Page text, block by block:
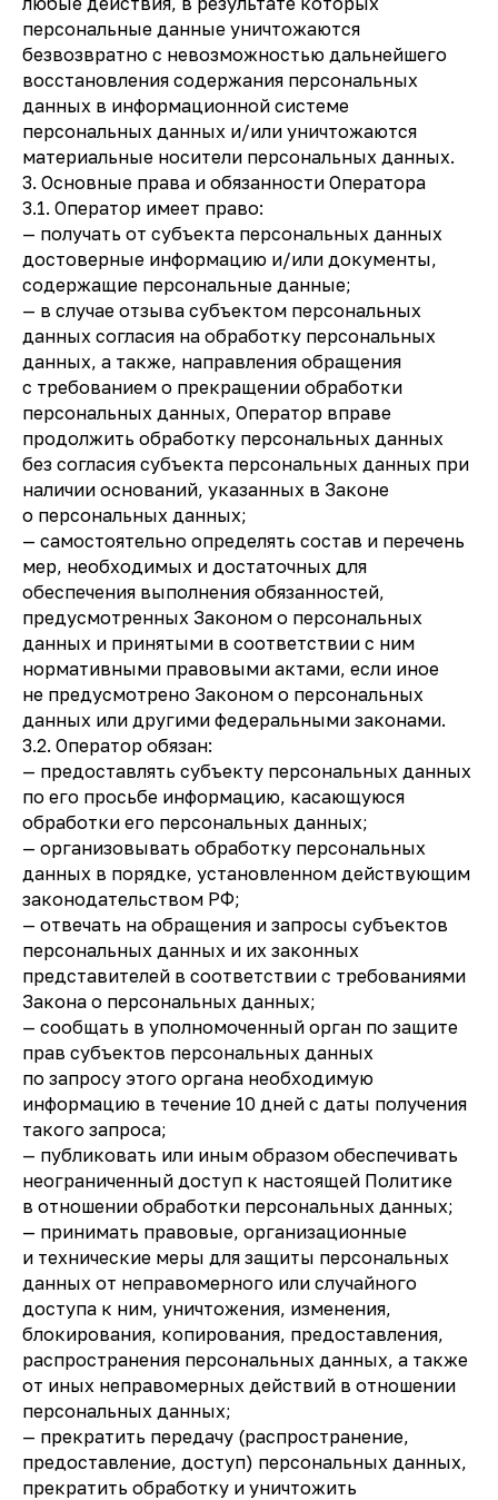
персональные данные уничтожаются
безвозвратно с невозможностью дальнейшего
восстановления содержания персональных
данных в информационной системе
персональных данных и/или уничтожаются
материальные носители персональных данных.
3. Основные права и обязанности Оператора
3.1. Оператор имеет право:
— получать от субъекта персональных данных
достоверные информацию и/или документы,
содержащие персональные данные;
— в случае отзыва субъектом персональных
данных согласия на обработку персональных
данных, а также, направления обращения
с требованием о прекращении обработки
персональных данных, Оператор вправе
продолжить обработку персональных данных
без согласия субъекта персональных данных при
наличии оснований, указанных в Законе
о персональных данных;
— самостоятельно определять состав и перечень
мер, необходимых и достаточных для
обеспечения выполнения обязанностей,
предусмотренных Законом о персональных
данных и принятыми в соответствии с ним
нормативными правовыми актами, если иное
не предусмотрено Законом о персональных
данных или другими федеральными законами.
3.2. Оператор обязан:
— предоставлять субъекту персональных данных
по его просьбе информацию, касающуюся
обработки его персональных данных;
— организовывать обработку персональных
данных в порядке, установленном действующим
законодательством РФ;
— отвечать на обращения и запросы субъектов
персональных данных и их законных
представителей в соответствии с требованиями
Закона о персональных данных;
— сообщать в уполномоченный орган по защите
прав субъектов персональных данных
по запросу этого органа необходимую
информацию в течение 10 дней с даты получения
такого запроса;
— публиковать или иным образом обеспечивать
неограниченный доступ к настоящей Политике
в отношении обработки персональных данных;
— принимать правовые, организационные
и технические меры для защиты персональных
данных от неправомерного или случайного
доступа к ним, уничтожения, изменения,
блокирования, копирования, предоставления,
распространения персональных данных, а также
от иных неправомерных действий в отношении
персональных данных;
— прекратить передачу (распространение,
предоставление, доступ) персональных данных,
прекратить обработку и уничтожить